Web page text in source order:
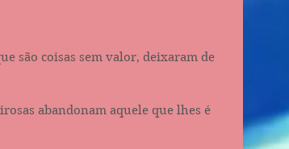
são coisas sem valor, deixaram de
abandonam aquele que lhes é